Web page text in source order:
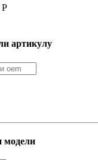
Р
артикулу
модели